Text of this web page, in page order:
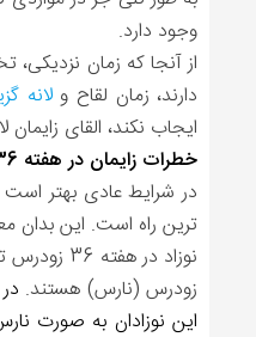
وجود دارد.
دارند، زمان لقاح ولانه
ایجاب نکند، القای
خطرات زایمان در هفته 36
در شرایط عادی بهتر است
ترین راه است. این بدان
زودرس (نارس) هستند.